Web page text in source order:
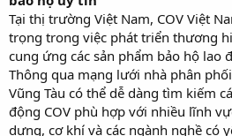
Tại thị trường Việt Nam, COV Việt
trọng trong việc phát triển thương
cung ứng các sản phẩm bảo hộ lao
Thông qua mạng lưới nhà phân
Vũng Tàu có thể dễ dàng tìm kiếm
động COV phù hợp với nhiều lĩnh
dựng, cơ khí và các ngành nghề có